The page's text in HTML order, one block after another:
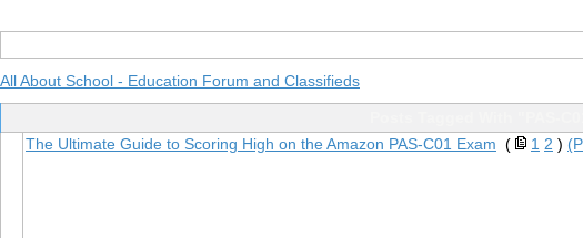
All About School - Education Forum and Classifieds
The Ultimate Guide to Scoring High on the Amazon PAS-C01 Exam ( 1 2 )